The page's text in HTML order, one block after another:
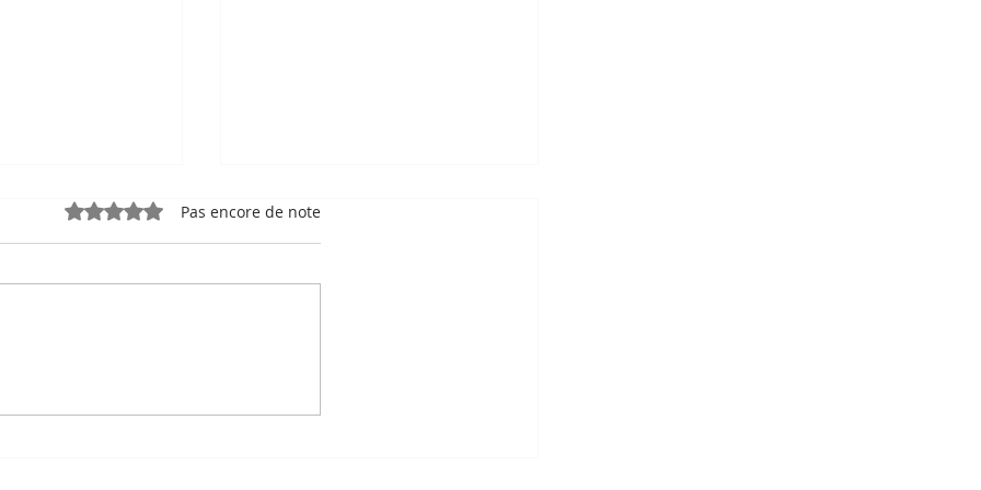
a survécu en dessinant le
Noté 0 étoile sur 5.Pas encore de note